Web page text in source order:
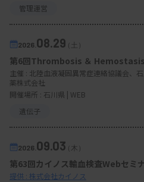
管理運営
2026. 08.29（土）
第6回Thrombosis ＆
主催 : 北陸血液凝固異常症連絡協議会、
薬株式会社
開催場所 : 石川県 | WEB
遺伝子
2026. 09.03（木）
第63回カイノス輸血検査Webセミ
提供 : 株式会社カイノス